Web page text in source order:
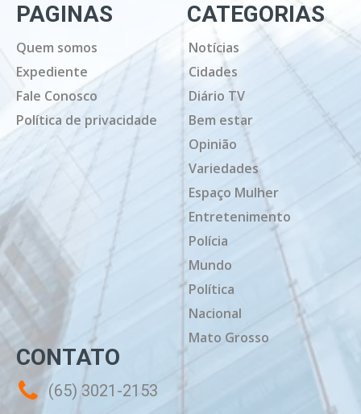
PAGINAS
Quem somos
Expediente
Fale Conosco
Política de privacidade
CATEGORIAS
Notícias
Cidades
Diário TV
Bem estar
Opinião
Variedades
Espaço Mulher
Entretenimento
Polícia
Mundo
Política
Nacional
Mato Grosso
CONTATO
(65) 3021-2153